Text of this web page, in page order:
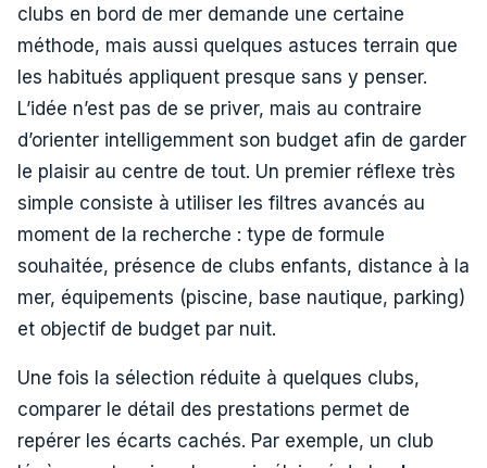
clubs en bord de mer demande une certaine
méthode, mais aussi quelques astuces terrain que
les habitués appliquent presque sans y penser.
L’idée n’est pas de se priver, mais au contraire
d’orienter intelligemment son budget afin de garder
le plaisir au centre de tout. Un premier réflexe très
simple consiste à utiliser les filtres avancés au
moment de la recherche : type de formule
souhaitée, présence de clubs enfants, distance à la
mer, équipements (piscine, base nautique, parking)
et objectif de budget par nuit.
Une fois la sélection réduite à quelques clubs,
comparer le détail des prestations permet de
repérer les écarts cachés. Par exemple, un club